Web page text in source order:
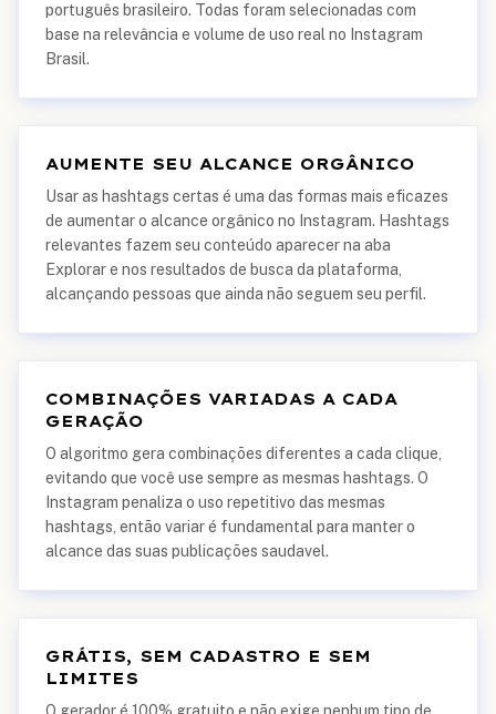
português brasileiro. Todas foram selecionadas com
base na relevância e volume de uso real no Instagram
Brasil.
AUMENTE SEU ALCANCE ORGÂNICO
Usar as hashtags certas é uma das formas mais eficazes
de aumentar o alcance orgânico no Instagram. Hashtags
relevantes fazem seu conteúdo aparecer na aba
Explorar e nos resultados de busca da plataforma,
alcançando pessoas que ainda não seguem seu perfil.
COMBINAÇÕES VARIADAS A CADA
GERAÇÃO
O algoritmo gera combinações diferentes a cada clique,
evitando que você use sempre as mesmas hashtags. O
Instagram penaliza o uso repetitivo das mesmas
hashtags, então variar é fundamental para manter o
alcance das suas publicações saudavel.
GRÁTIS, SEM CADASTRO E SEM
LIMITES